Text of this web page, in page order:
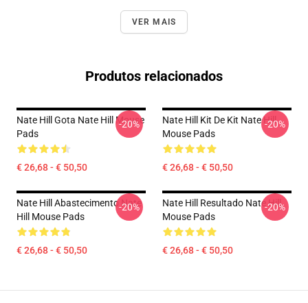
VER MAIS
Produtos relacionados
Nate Hill Gota Nate Hill Mouse
Pads
€ 26,68 - € 50,50
-20%
Nate Hill Kit De Kit Nate Hill
Mouse Pads
€ 26,68 - € 50,50
-20%
Nate Hill Abastecimento Nate
Hill Mouse Pads
€ 26,68 - € 50,50
-20%
Nate Hill Resultado Nate Hill
Mouse Pads
€ 26,68 - € 50,50
-20%